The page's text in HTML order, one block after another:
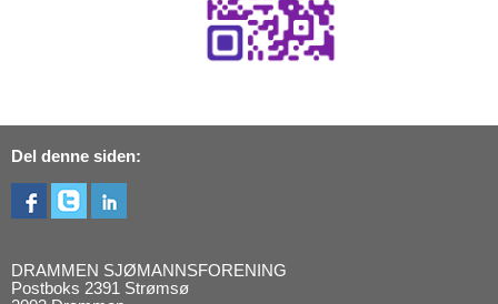
Del denne siden:
DRAMMEN SJØMANNSFORENING
Postboks 2391 Strømsø